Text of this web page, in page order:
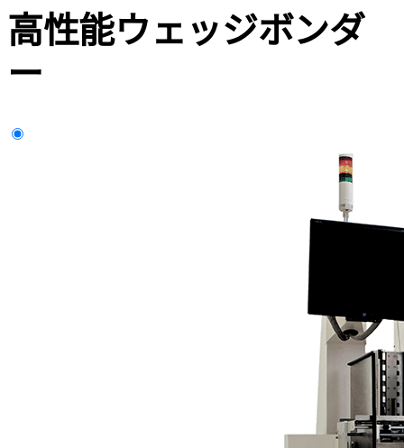
高性能ウェッジボンダ
ー